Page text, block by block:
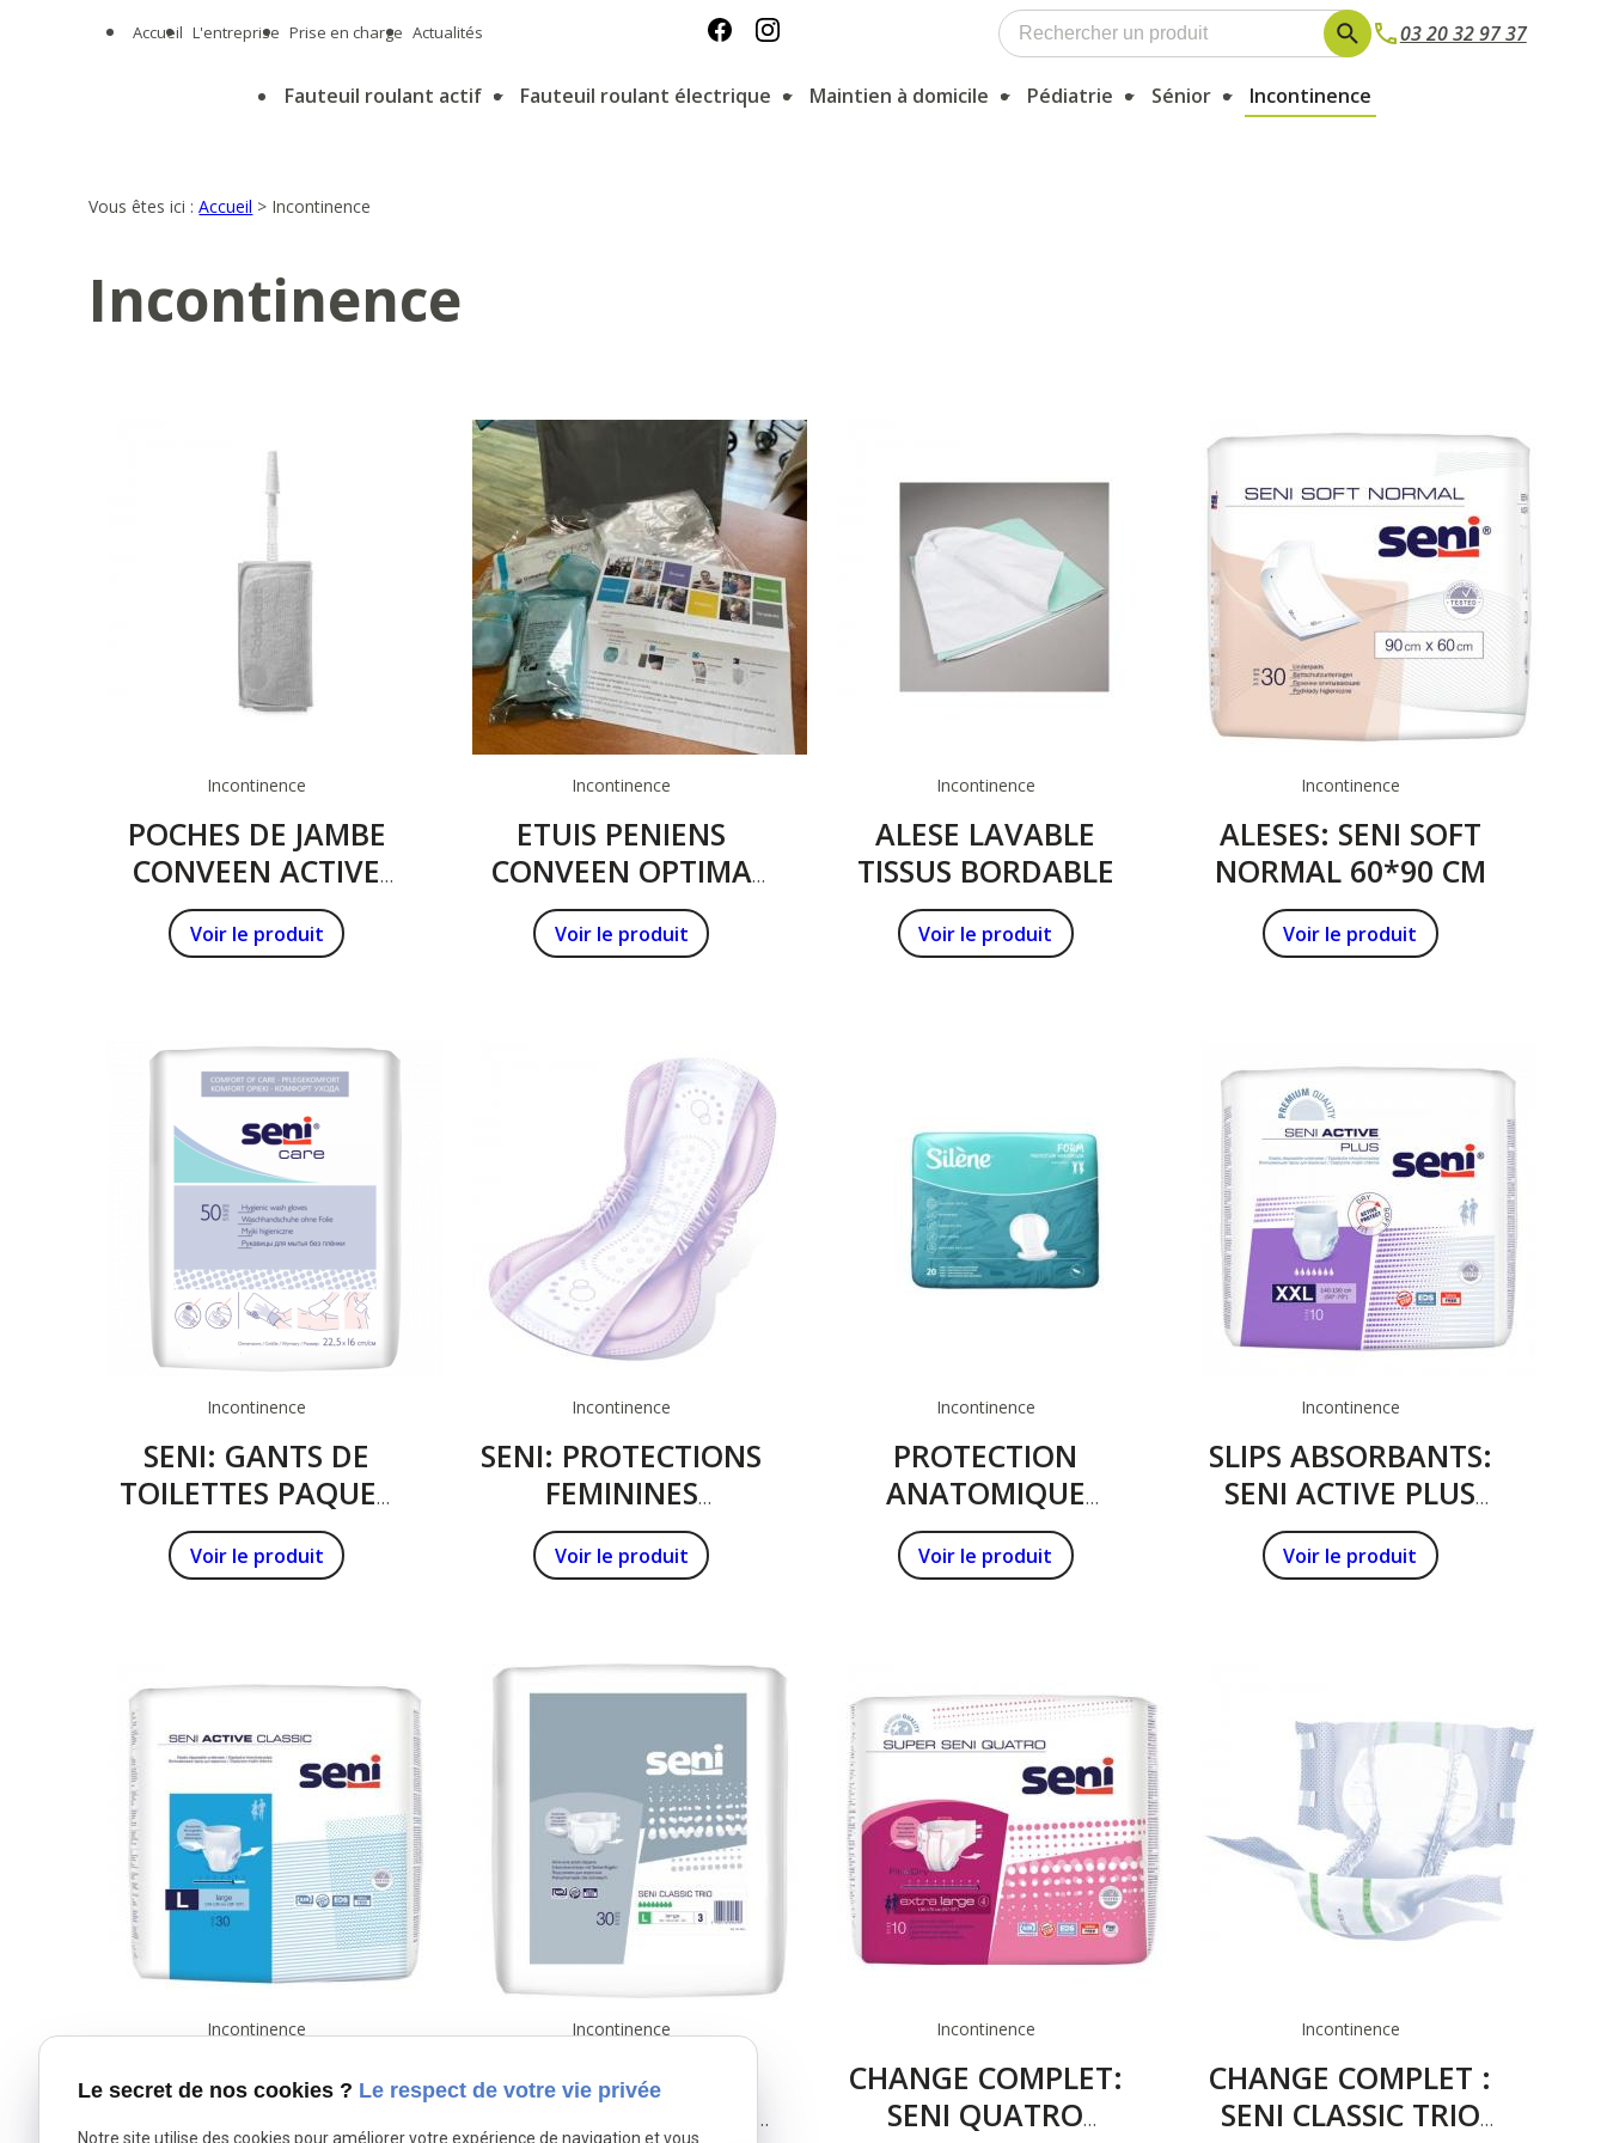
Accueil L'entreprise Prise en charge Actualités 03 20 32 97 37
Fauteuil roulant actif Fauteuil roulant électrique Maintien à domicile Pédiatrie Sénior Incontinence
Vous êtes ici :Accueil > Incontinence
Incontinence
Incontinence
POCHES DE JAMBE
CONVEEN ACTIVE
COLOPLAST
Voir le produit
Incontinence
ETUIS PENIENS
CONVEEN OPTIMA
COLOPLAST: BOITE
DE 30 ETUIS
Voir le produit
Incontinence
ALESE LAVABLE
TISSUS BORDABLE
Voir le produit
Incontinence
ALESES: SENI SOFT
NORMAL 60*90 CM
Voir le produit
Incontinence
SENI: GANTS DE
TOILETTES PAQUET
DE 50
Voir le produit
Incontinence
SENI: PROTECTIONS
FEMININES
ANATOMIQUES
TAILLE UNIQUE
Voir le produit
Incontinence
PROTECTION
ANATOMIQUE
SILENE MAXI
Voir le produit
Incontinence
SLIPS ABSORBANTS:
SENI ACTIVE PLUS
TAILLE XXL
Voir le produit
Incontinence
SLIPS ABSORBANTS:
Incontinence
CHANGE COMPLET
SENI: CLASSIC TRIO
Incontinence
CHANGE COMPLET:
SENI QUATRO
Incontinence
CHANGE COMPLET :
SENI CLASSIC TRIO
Le secret de nos cookies ? Le respect de votre vie privée
Notre site utilise des cookies pour améliorer votre expérience de navigation et vous